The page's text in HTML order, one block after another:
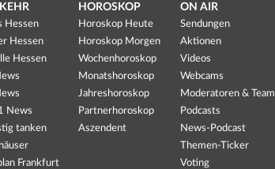
Hessen
Hessen
Hessen
News
tanken
Frankfurt
HOROSKOP
Horoskop Heute
Horoskop Morgen
Wochenhoroskop
Monatshoroskop
Jahreshoroskop
Partnerhoroskop
Aszendent
ON AIR
Sendungen
Aktionen
Videos
Webcams
Moderatoren & Team
Podcasts
News-Podcast
Themen-Ticker
Voting